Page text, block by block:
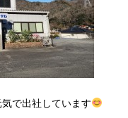
で出社しています